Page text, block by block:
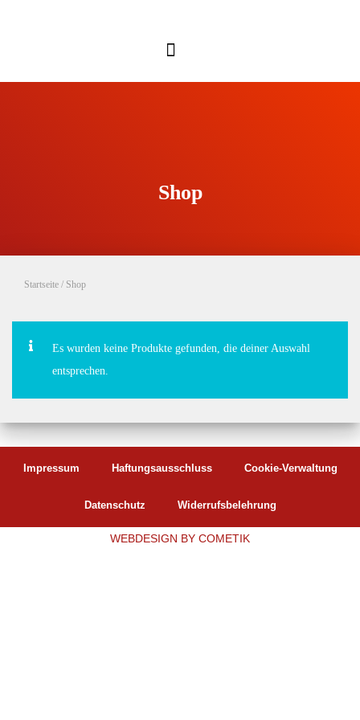
Shop
Startseite / Shop
Es wurden keine Produkte gefunden, die deiner Auswahl
entsprechen.
Impressum Haftungsausschluss Cookie-Verwaltung
Datenschutz Widerrufsbelehrung
WEBDESIGN BY COMETIK